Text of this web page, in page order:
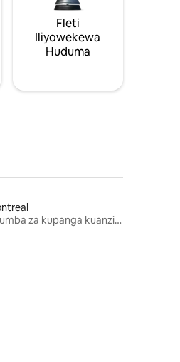
Fleti
Iliyowekewa
Huduma
Nyumba za kupanga kuanzia mwezi mmoja